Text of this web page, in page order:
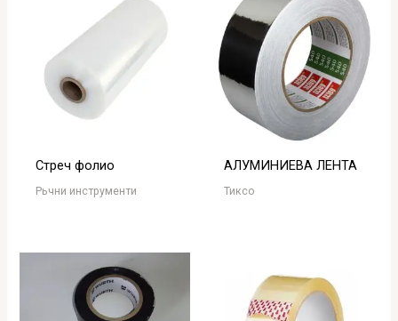
Стреч фолио
Рьчни инструменти
АЛУМИНИЕВА ЛЕНТА
Тиксо